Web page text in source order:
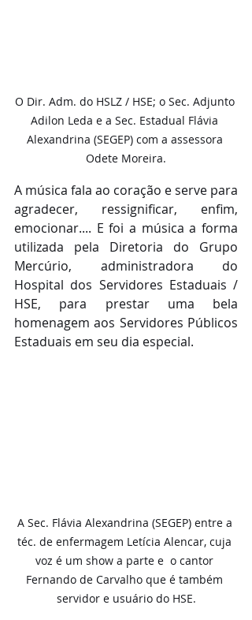
O Dir. Adm. do HSLZ / HSE; o Sec. Adjunto
Adilon Leda e a Sec. Estadual Flávia
Alexandrina (SEGEP) com a assessora
Odete Moreira.
A música fala ao coração e serve para
agradecer, ressignificar, enfim,
emocionar.... E foi a música a forma
utilizada pela Diretoria do Grupo
Mercúrio, administradora do
Hospital dos Servidores Estaduais /
HSE, para prestar uma bela
homenagem aos Servidores Públicos
Estaduais em seu dia especial.
A Sec. Flávia Alexandrina (SEGEP) entre a
téc. de enfermagem Letícia Alencar, cuja
voz é um show a parte e  o cantor
Fernando de Carvalho que é também
servidor e usuário do HSE.